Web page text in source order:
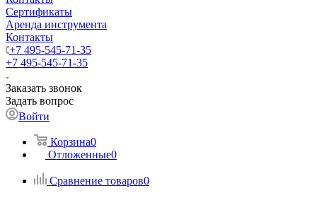
Сертификаты
Аренда инструмента
Контакты
+7 495-545-71-35
+7 495-545-71-35
Заказать звонок
Задать вопрос
Войти
Корзина0
Отложенные0
Сравнение товаров0